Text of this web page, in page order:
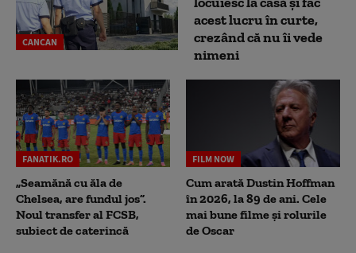
CANCAN
acest lucru în curte,
crezând că nu îi vede
nimeni
FANATIK.RO
„Seamănă cu ăla de
Chelsea, are fundul jos”.
Noul transfer al FCSB,
subiect de caterincă
FILM NOW
Cum arată Dustin Hoffman
în 2026, la 89 de ani. Cele
mai bune filme și rolurile
de Oscar